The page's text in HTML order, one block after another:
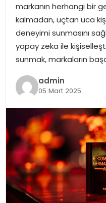
TEKNOLOJI
EĞITIM
GENEL
markanın herhangi bir
kalmadan, uçtan uca
deneyimi sunmasını
yapay zeka ile
sunmak, markaların
admin
05 Mart 2025